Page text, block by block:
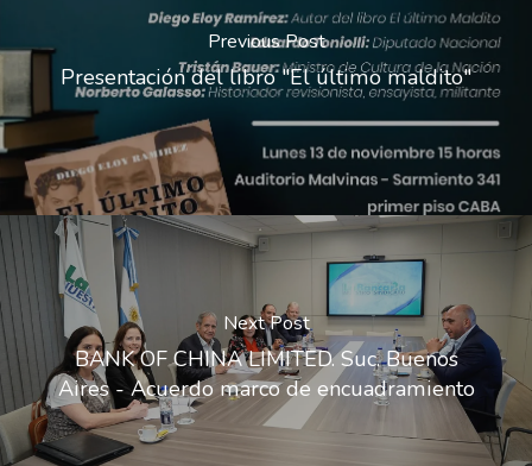
Previous Post
Presentación del libro "El último maldito"
Next Post
BANK OF CHINA LIMITED. Suc. Buenos
Aires - Acuerdo marco de encuadramiento